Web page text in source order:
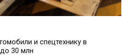
и спецтехнику в
30 млн